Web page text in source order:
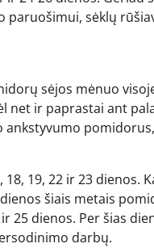
sėklų
sėjos mėnuo
net ir paprastai ant
ankstyvumo
18, 19, 22 ir 23 dienos.
šiais metais
ir 25 dienos. Per šias
darbų.